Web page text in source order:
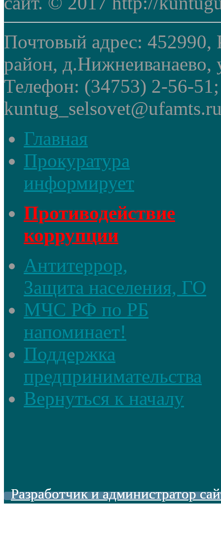
Почтовый адрес: 452990,
район, д.Нижнеиванаево,
Телефон: (34753) 2-56-
Главная
Прокуратура
информирует
Противодействие
коррупции
Антитеррор,
Защита населения, ГО
МЧС РФ по РБ
напоминает!
Поддержка
предпринимательства
Вернуться к началу
Разработчик и администратор